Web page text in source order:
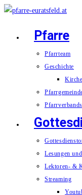
Zum
springen
Pfarre
Pfarrteam
Geschichte
Lesungen
Lektoren- &
Streaming